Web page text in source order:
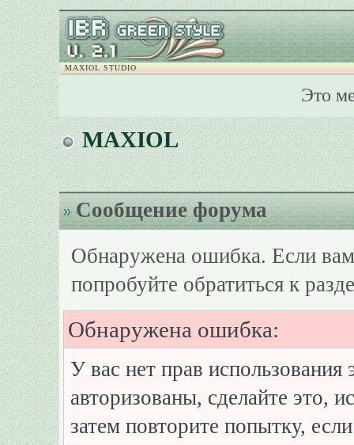
MAXIOL STUDIO
Это
MAXIOL
Сообщение форума
Обнаружена ошибка. Если
попробуйте обратиться к
Обнаружена ошибка:
У вас нет прав
авторизованы, сделайте это,
затем повторите попытку,